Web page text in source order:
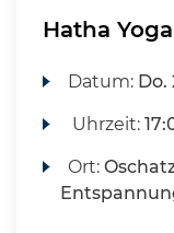
Hatha Yoga
Datum: Do.
Uhrzeit:
Ort: